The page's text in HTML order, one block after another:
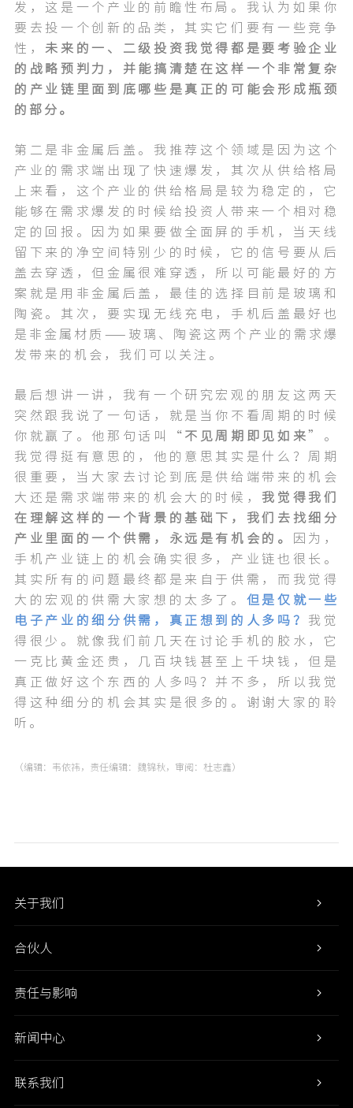
发，这是一个产业的前瞻性布局。我认为如果你
要去投一个创新的品类，其实它们要有一些竞争
性， 未来的一、二级投资我觉得都是要考验企业
的战略预判力，并能搞清楚在这样一个非常复杂
的产业链里面到底哪些是真正的可能会形成瓶颈
的部分。
第二是非金属后盖。我推荐这个领域是因为这个
产业的需求端出现了快速爆发，其次从供给格局
上来看，这个产业的供给格局是较为稳定的，它
能够在需求爆发的时候给投资人带来一个相对稳
定的回报。因为如果要做全面屏的手机，当天线
留下来的净空间特别少的时候，它的信号要从后
盖去穿透，但金属很难穿透，所以可能最好的方
案就是用非金属后盖，最佳的选择目前是玻璃和
陶瓷。其次，要实现无线充电，手机后盖最好也
是非金属材质——玻璃、陶瓷这两个产业的需求爆
发带来的机会，我们可以关注。
最后想讲一讲，我有一个研究宏观的朋友这两天
突然跟我说了一句话，就是当你不看周期的时候
你就赢了。他那句话叫“ 不见周期即见如来 ”。
我觉得挺有意思的，他的意思其实是什么？周期
很重要，当大家去讨论到底是供给端带来的机会
大还是需求端带来的机会大的时候， 我觉得我们
在理解这样的一个背景的基础下，我们去找细分
产业里面的一个供需，永远是有机会的。
因为，
手机产业链上的机会确实很多，产业链也很长。
其实所有的问题最终都是来自于供需，而我觉得
大的宏观的供需大家想的太多了。 但是仅就一些
电子产业的细分供需，真正想到的人多吗？ 我觉
得很少。就像我们前几天在讨论手机的胶水，它
一克比黄金还贵，几百块钱甚至上千块钱，但是
真正做好这个东西的人多吗？并不多，所以我觉
得这种细分的机会其实是很多的。谢谢大家的聆
听。
（编辑：韦依祎，责任编辑：魏锦秋，审阅：杜志鑫）
关于我们
合伙人
责任与影响
新闻中心
联系我们